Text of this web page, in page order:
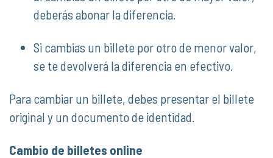
deberás abonar la diferencia.
Si cambias un billete por otro de menor valor,
se te devolverá la diferencia en efectivo.
Para cambiar un billete, debes presentar el billete
original y un documento de identidad.
Cambio de billetes online